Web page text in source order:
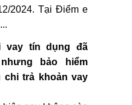
2024. Tại Điểm e
vay tín dụng đã
bảo hiểm
chi trả khoản vay